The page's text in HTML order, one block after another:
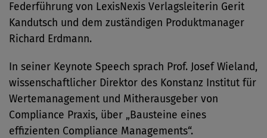
Federführung von LexisNexis Verlagsleiterin Gerit
Kandutsch und dem zuständigen Produktmanager
Richard Erdmann.
In seiner Keynote Speech sprach Prof. Josef Wieland,
wissenschaftlicher Direktor des Konstanz Institut für
Wertemanagement und Mitherausgeber von
Compliance Praxis, über „Bausteine eines
effizienten Compliance Managements“.